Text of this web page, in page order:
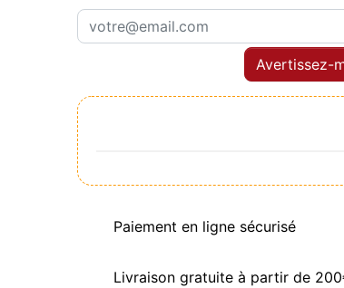
Avertissez-
Paiement en ligne sécurisé
Livraison gratuite à partir de